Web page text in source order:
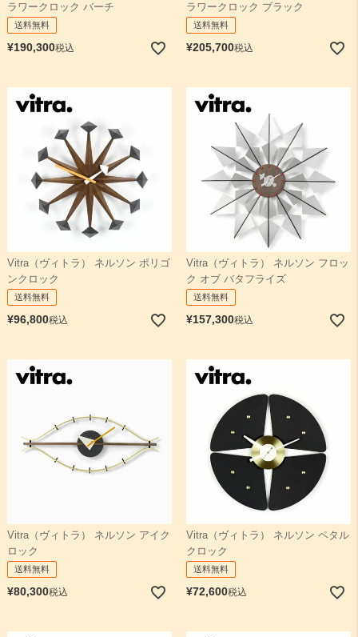
ラワークロック バーチ
送料無料
¥190,300税込
ラワークロック ブラック
送料無料
¥205,700税込
Vitra（ヴィトラ） ネルソン ポリゴ
ンクロック
送料無料
¥96,800税込
Vitra（ヴィトラ） ネルソン フロッ
ク オブ バタフライズ
送料無料
¥157,300税込
Vitra（ヴィトラ） ネルソン アイク
ロック
送料無料
¥80,300税込
Vitra（ヴィトラ） ネルソン ペタル
クロック
送料無料
¥72,600税込